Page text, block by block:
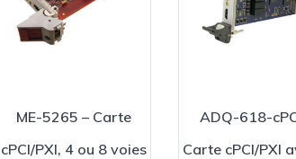
ME-5265 – Carte
cPCI/PXI, 4 ou 8 voies
ADQ-618-
Carte cPCI/PXI